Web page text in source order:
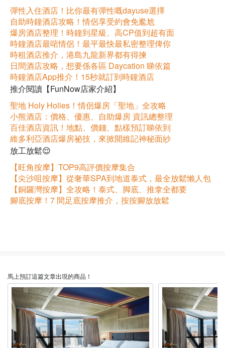
彈性入住酒店！比你最有彈性嘅dayuse選擇
自助時鐘酒店攻略！情侶享受約會免尷尬
爆房酒店整理！時鐘到星級、高CP值到超有面
時鐘酒店最啱情侶！最平最快最私密整理俾你
時租酒店推介，港島九龍新界都有得揀
日間酒店攻略，想要係各區 Daycation 睇依篇
時鐘酒店App推介！15秒就訂到時鐘酒店
推介閱讀【FunNow店家介紹】
聖地 Holy Holies！情侶爆房「聖地」全攻略
小熊酒店：價格、優惠、自助爆房 資訊總整理
百佳酒店資訊！地點、價錢、點樣預訂睇依到
維多利亞酒店爆房祕技，來掀開維記神秘面紗
放工放鬆😌
【旺角按摩】TOP9高評價按摩集合
【尖沙咀按摩】從奢華SPA到地道泰式，最全放鬆懶人包
【銅鑼灣按摩】全攻略！泰式、脚底、推拿全都要
腳底按摩！7 間足底按摩推介，按按腳放放鬆
馬上預訂這篇文章出現的商品！